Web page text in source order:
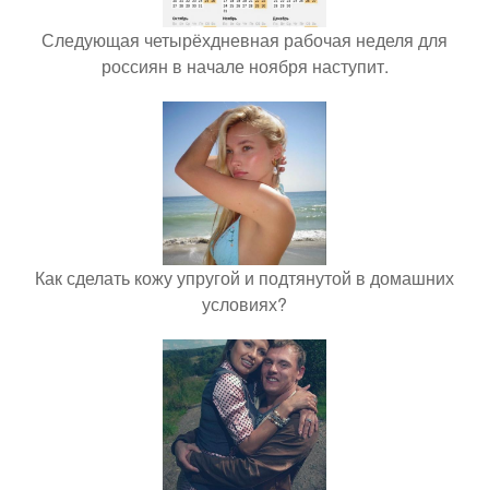
Следующая четырёхдневная рабочая неделя для
россиян в начале ноября наступит.
Как сделать кожу упругой и подтянутой в домашних
условиях?